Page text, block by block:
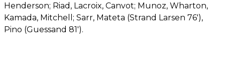
Henderson; Riad, Lacroix, Canvot; Munoz, Wharton,
Kamada, Mitchell; Sarr, Mateta (Strand Larsen 76'),
Pino (Guessand 81').